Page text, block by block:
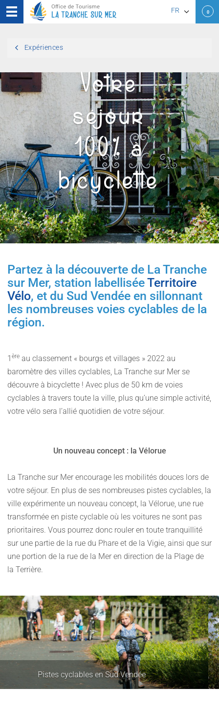
0
FR
Expériences
Votre
séjour
100% à
bicyclette
Partez à la découverte de La Tranche
sur Mer, station labelliséeTerritoire
Vélo, et du Sud Vendée en sillonnant
les nombreuses voies cyclables de la
région.
1 ère au classement « bourgs et villages » 2022 au
baromètre des villes cyclables, La Tranche sur Mer se
découvre à bicyclette ! Avec plus de 50 km de voies
cyclables à travers toute la ville, plus qu’une simple activité,
votre vélo sera l’allié quotidien de votre séjour.
Un nouveau concept : la Vélorue
La Tranche sur Mer encourage les mobilités douces lors de
votre séjour. En plus de ses nombreuses pistes cyclables, la
ville expérimente un nouveau concept, la Vélorue, une rue
transformée en piste cyclable où les voitures ne sont pas
prioritaires. Vous pourrez donc rouler en toute tranquillité
sur une partie de la rue du Phare et de la Vigie, ainsi que sur
une portion de la rue de la Mer en direction de la Plage de
la Terrière.
Nombreux itinéraires à vélo